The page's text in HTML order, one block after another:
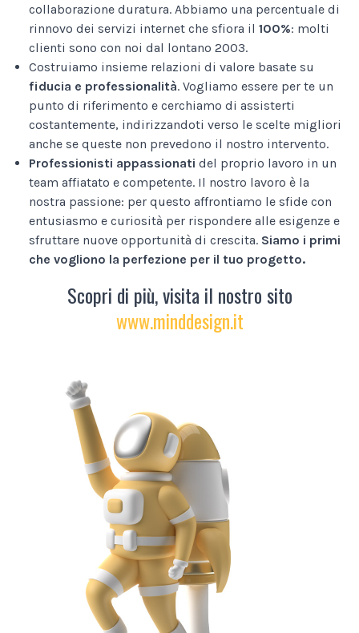
collaborazione duratura. Abbiamo una percentuale di
rinnovo dei servizi internet che sfiora il 100%: molti
clienti sono con noi dal lontano 2003.
Costruiamo insieme relazioni di valore basate su
fiducia e professionalità. Vogliamo essere per te un
punto di riferimento e cerchiamo di assisterti
costantemente, indirizzandoti verso le scelte migliori
anche se queste non prevedono il nostro intervento.
Professionisti appassionati del proprio lavoro in un
team affiatato e competente. Il nostro lavoro è la
nostra passione: per questo affrontiamo le sfide con
entusiasmo e curiosità per rispondere alle esigenze e
sfruttare nuove opportunità di crescita. Siamo i primi
che vogliono la perfezione per il tuo progetto.
Scopri di più, visita il nostro sito
www.minddesign.it